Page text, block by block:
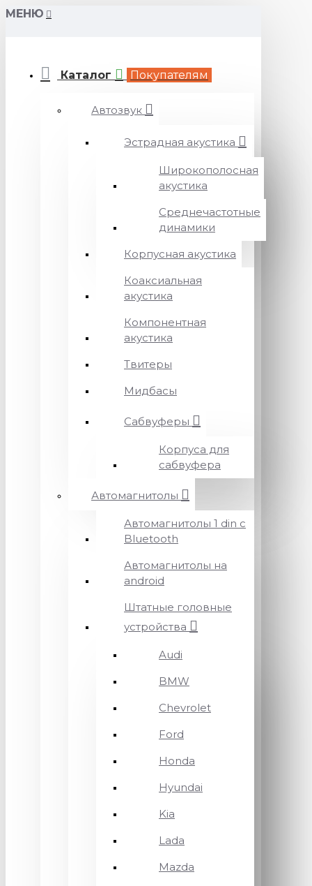
МЕНЮ
Каталог Покупателям
Автозвук
Эстрадная акустика
Широкополосная
акустика
Среднечастотные
динамики
Корпусная акустика
Коаксиальная
акустика
Компонентная
акустика
Твитеры
Мидбасы
Сабвуферы
Корпуса для
сабвуфера
Автомагнитолы
Автомагнитолы 1 din с
Bluetooth
Автомагнитолы на
android
Штатные головные
устройства
Audi
BMW
Chevrolet
Ford
Honda
Hyundai
Kia
Lada
Mazda